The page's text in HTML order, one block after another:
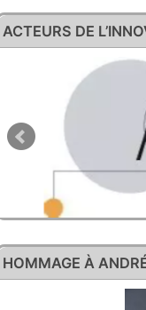
ACTEURS DE
HOMMAGE À